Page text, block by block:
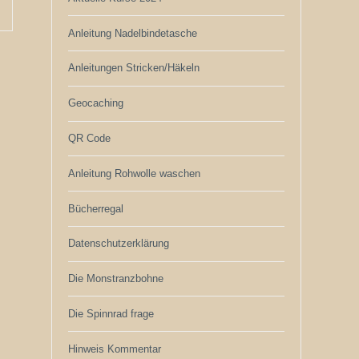
Anleitung Nadelbindetasche
Anleitungen Stricken/Häkeln
Geocaching
QR Code
Anleitung Rohwolle waschen
Bücherregal
Datenschutzerklärung
Die Monstranzbohne
Die Spinnrad frage
Hinweis Kommentar